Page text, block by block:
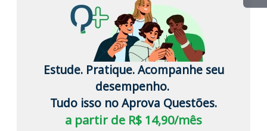
Estude. Pratique. Acompanhe seu
desempenho.
Tudo isso no Aprova Questões.
a partir de R$ 14,90/mês